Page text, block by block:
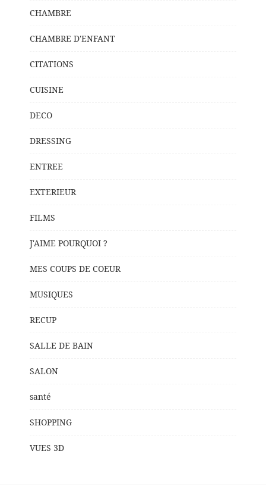
CHAMBRE
CHAMBRE D'ENFANT
CITATIONS
CUISINE
DECO
DRESSING
ENTREE
EXTERIEUR
FILMS
J'AIME POURQUOI ?
MES COUPS DE COEUR
MUSIQUES
RECUP
SALLE DE BAIN
SALON
santé
SHOPPING
VUES 3D